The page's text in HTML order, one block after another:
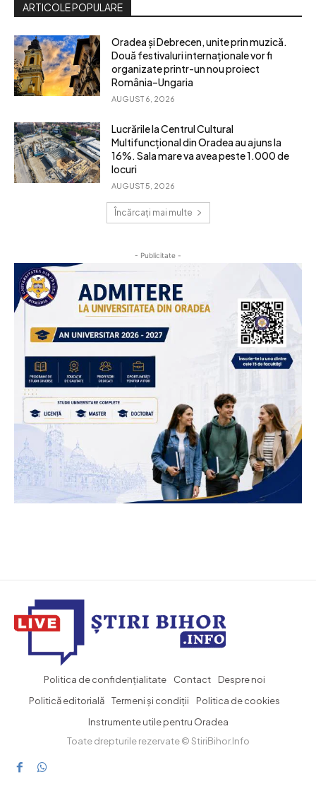
ARTICOLE POPULARE
Oradea și Debrecen, unite prin muzică.
Două festivaluri internaționale vor fi
organizate printr-un nou proiect
România–Ungaria
AUGUST 6, 2026
Lucrările la Centrul Cultural
Multifuncțional din Oradea au ajuns la
16%. Sala mare va avea peste 1.000 de
locuri
AUGUST 5, 2026
Încărcați mai multe
- Publicitate -
Politica de confidențialitate Contact
Despre noi
Politică editorială
Termeni și condiții
Politica de cookies
Instrumente utile pentru Oradea
Toate drepturile rezervate © StiriBihor.Info